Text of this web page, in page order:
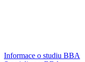
Informace o studiu BBA